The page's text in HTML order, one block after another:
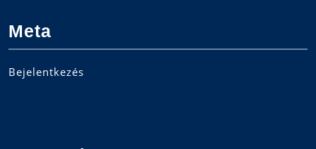
Meta
Bejelentkezés